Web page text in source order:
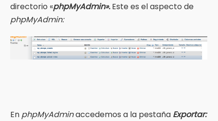
directorio «phpMyAdmin».Este es el aspecto de
phpMyAdmin:
En phpMyAdminaccedemos a la pestaña Exportar: